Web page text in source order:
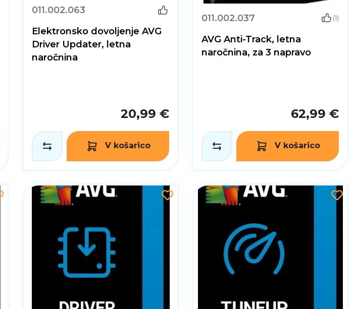
011.002.063
Elektronsko dovoljenje AVG
Driver Updater, letna
naročnina
20,99 €
V košarico
011.002.037 (1)
AVG Anti-Track, letna
naročnina, za 3 napravo
62,99 €
V košarico